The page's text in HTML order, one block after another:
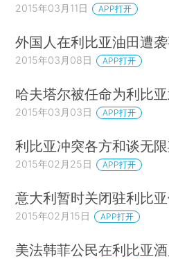
2015年03月11日 APP打开
外国人在利比亚油田遭
2015年03月08日 APP打开
哈夫塔尔被任命为利比
2015年03月03日 APP打开
利比亚冲突各方和谈无
2015年02月25日 APP打开
意大利暂时关闭驻利比
2015年02月15日 APP打开
美法韩菲公民在利比亚